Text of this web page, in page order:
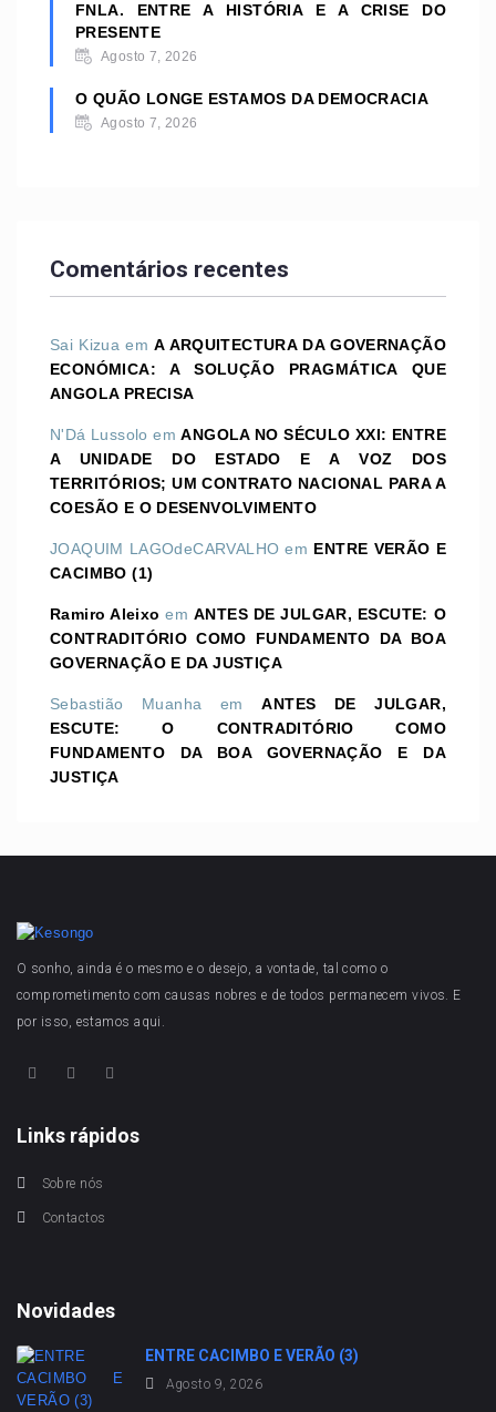
FNLA. ENTRE A HISTÓRIA E A CRISE DO
PRESENTE
Agosto 7, 2026
O QUÃO LONGE ESTAMOS DA DEMOCRACIA
Agosto 7, 2026
Comentários recentes
Sai Kizua emA ARQUITECTURA DA GOVERNAÇÃO
ECONÓMICA: A SOLUÇÃO PRAGMÁTICA QUE
ANGOLA PRECISA
N'Dá Lussolo emANGOLA NO SÉCULO XXI: ENTRE
A UNIDADE DO ESTADO E A VOZ DOS
TERRITÓRIOS; UM CONTRATO NACIONAL PARA A
COESÃO E O DESENVOLVIMENTO
JOAQUIM LAGOdeCARVALHO em ENTRE VERÃO E
CACIMBO (1)
Ramiro Aleixo emANTES DE JULGAR, ESCUTE: O
CONTRADITÓRIO COMO FUNDAMENTO DA BOA
GOVERNAÇÃO E DA JUSTIÇA
Sebastião Muanha emANTES DE JULGAR,
ESCUTE: O CONTRADITÓRIO COMO
FUNDAMENTO DA BOA GOVERNAÇÃO E DA
JUSTIÇA
O sonho, ainda é o mesmo e o desejo, a vontade, tal como o
comprometimento com causas nobres e de todos permanecem vivos. E
por isso, estamos aqui.
Links rápidos
Sobre nós
Contactos
Novidades
ENTRE CACIMBO E VERÃO (3)
Agosto 9, 2026